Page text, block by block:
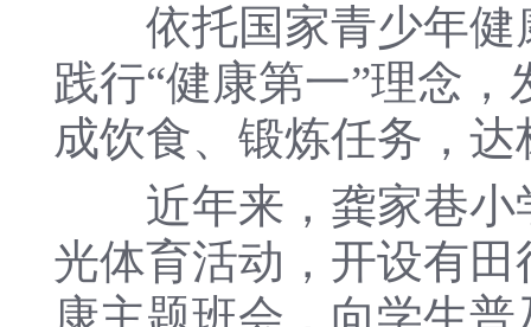
依托国家青少年健
践行“健康第一”理念
成饮食、锻炼任务，
近年来，龚家巷小
光体育活动，开设有